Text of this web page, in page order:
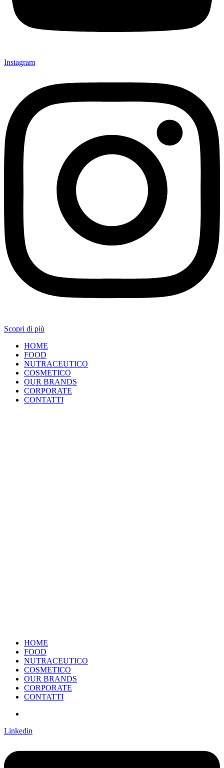
Instagram
Scopri di più
HOME
FOOD
NUTRACEUTICO
COSMETICO
OUR BRANDS
CORPORATE
CONTATTI
HOME
FOOD
NUTRACEUTICO
COSMETICO
OUR BRANDS
CORPORATE
CONTATTI
Linkedin